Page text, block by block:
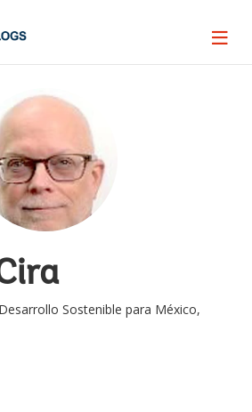
Page
Sostenible para México,